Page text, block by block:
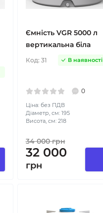
Ємність VGR 5000 л
вертикальна біла
Код: 31 В наявності
0
Ціна: без ПДВ
Діаметр, см: 195
Висота, см: 218
34 000грн
32 000
грн